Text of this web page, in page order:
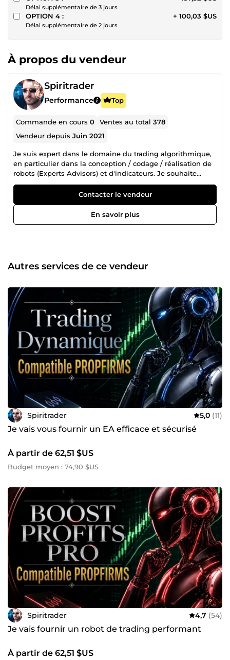
Délai supplémentaire de 3 jours
OPTION 4 :
Délai supplémentaire de 2 jours
+ 100,03 $US
À propos du vendeur
Spiritrader
Performance Top
Commande en cours0 Ventes au total378
Vendeur depuisJuin 2021
Je suis expert dans le domaine du trading algorithmique,
en particulier dans la conception / codage / réalisation de
robots (Experts Advisors) et d'indicateurs. Je souhaite
partager mes connaissances pour permettre à des
débutants comme à des traders expérimentés, de mettre
en place des stratégies de trading profitables et sécurisées.
Contacter le vendeur
En savoir plus
Autres services de ce vendeur
Spiritrader 5,0 (11)
Je vais vous fournir un EA efficace et sécurisé
À partir de 62,51 $US
Budget moyen : 74,90 $US
Spiritrader 4,7 (54)
Je vais fournir un robot de trading performant
À partir de 62,51 $US